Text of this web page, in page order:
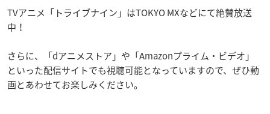
TVアニメ「トライブナイン」はTOKYO MXなどにて絶賛放送
中！
さらに、「dアニメストア」や「Amazonプライム・ビデオ」
といった配信サイトでも視聴可能となっていますので、ぜひ動
画とあわせてお楽しみください。